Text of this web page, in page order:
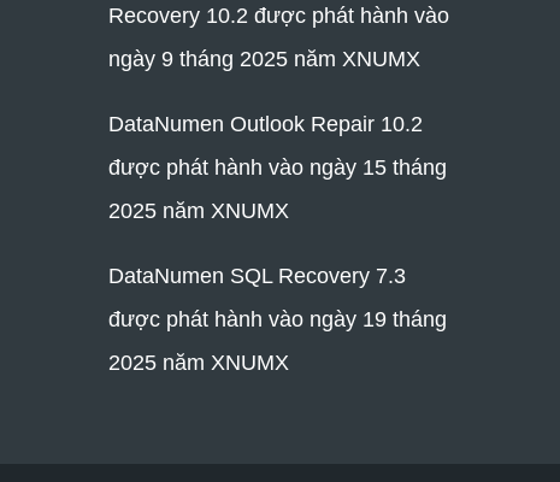
Recovery 10.2 được phát hành vào
ngày 9 tháng 2025 năm XNUMX
DataNumen Outlook Repair 10.2
được phát hành vào ngày 15 tháng
2025 năm XNUMX
DataNumen SQL Recovery 7.3
được phát hành vào ngày 19 tháng
2025 năm XNUMX